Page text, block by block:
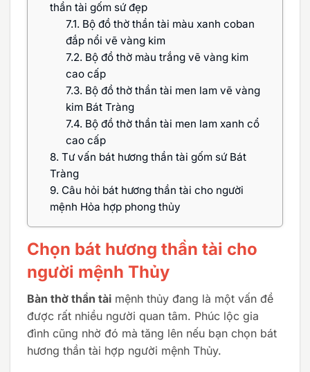
thần tài gốm sứ đẹp
7.1. Bộ đồ thờ thần tài màu xanh coban
đắp nổi vẽ vàng kim
7.2. Bộ đồ thờ màu trắng vẽ vàng kim
cao cấp
7.3. Bộ đồ thờ thần tài men lam vẽ vàng
kim Bát Tràng
7.4. Bộ đồ thờ thần tài men lam xanh cổ
cao cấp
8. Tư vấn bát hương thần tài gốm sứ Bát
Tràng
9. Câu hỏi bát hương thần tài cho người
mệnh Hỏa hợp phong thủy
Chọn bát hương thần tài cho
người mệnh Thủy
Bàn thờ thần tài mệnh thủy đang là một vấn đề
được rất nhiều người quan tâm. Phúc lộc gia
đình cũng nhờ đó mà tăng lên nếu bạn chọn bát
hương thần tài hợp người mệnh Thủy.